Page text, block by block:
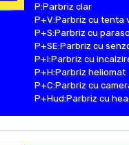
P:Parbriz clar
P+V:Parbriz cu tenta
P+S:Parbriz cu
P+SE:Parbriz cu
P+I:Parbriz cu
P+H:Parbriz heliomat
P+C:Parbriz cu
P+Hud:Parbriz cu